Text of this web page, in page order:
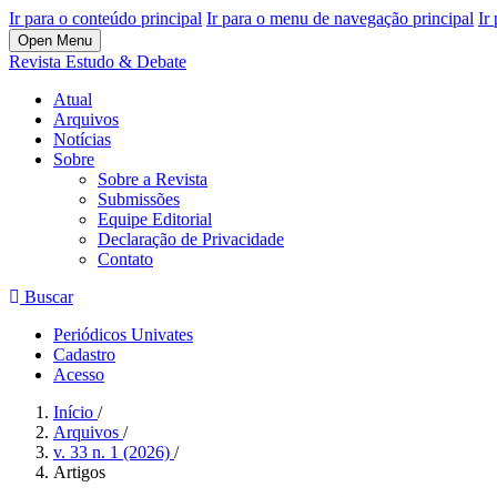
Ir para o conteúdo principal Ir para o menu de navegação principal Ir
Open Menu
Revista Estudo & Debate
Atual
Arquivos
Notícias
Sobre
Sobre a Revista
Submissões
Equipe Editorial
Declaração de Privacidade
Contato
Buscar
Periódicos Univates
Cadastro
Acesso
Início /
Arquivos /
v. 33 n. 1 (2026) /
Artigos